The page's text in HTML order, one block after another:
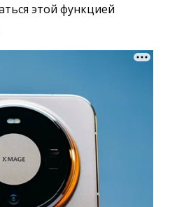
этой функцией